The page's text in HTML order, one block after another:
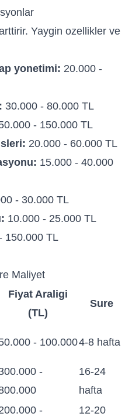
Yaygin ozellikler ve
yonetimi: 20.000 -
30.000 - 80.000 TL
- 150.000 TL
20.000 - 60.000 TL
15.000 - 40.000
- 30.000 TL
10.000 - 25.000 TL
150.000 TL
Maliyet
Fiyat Araligi
(TL)
Sure
- 100.0004-8 hafta
-
16-24
hafta
-
12-20